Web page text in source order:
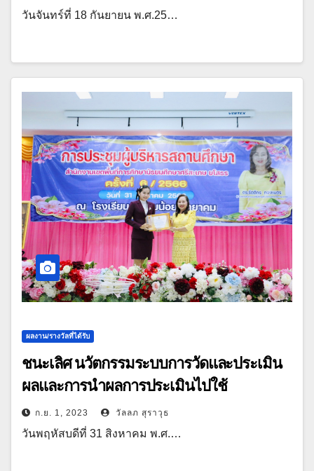
วันจันทร์ที่ 18 กันยายน พ.ศ.25…
ผลงาน/รางวัลที่ได้รับ
ชนะเลิศ นวัตกรรมระบบการวัดและประเมิน
ผลและการนำผลการประเมินไปใช้
ก.ย. 1, 2023 วัลลภ สุราวุธ
วันพฤหัสบดีที่ 31 สิงหาคม พ.ศ.…